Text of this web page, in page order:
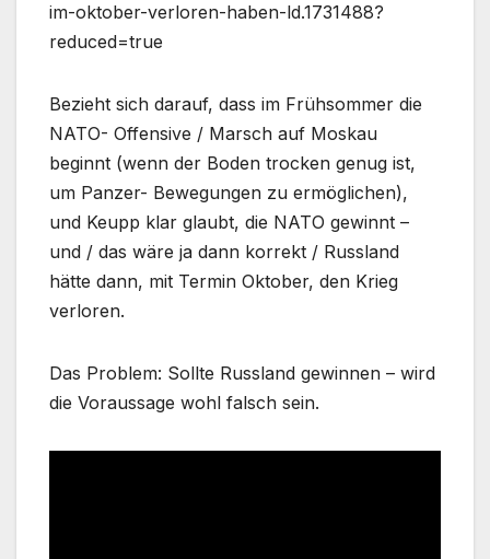
im-oktober-verloren-haben-ld.1731488?
reduced=true
Bezieht sich darauf, dass im Frühsommer die
NATO- Offensive / Marsch auf Moskau
beginnt (wenn der Boden trocken genug ist,
um Panzer- Bewegungen zu ermöglichen),
und Keupp klar glaubt, die NATO gewinnt –
und / das wäre ja dann korrekt / Russland
hätte dann, mit Termin Oktober, den Krieg
verloren.
Das Problem: Sollte Russland gewinnen – wird
die Voraussage wohl falsch sein.